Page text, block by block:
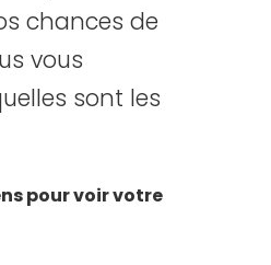
chances de
vous
sont les
pour voir votre